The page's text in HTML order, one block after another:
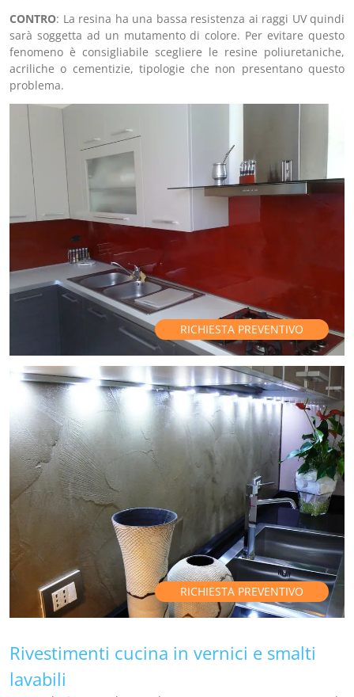
CONTRO: La resina ha una bassa resistenza ai raggi UV quindi
sarà soggetta ad un mutamento di colore. Per evitare questo
fenomeno è consigliabile scegliere le resine poliuretaniche,
acriliche o cementizie, tipologie che non presentano questo
problema.
RICHIESTA PREVENTIVO
RICHIESTA PREVENTIVO
Rivestimenti cucina in vernici e smalti
lavabili